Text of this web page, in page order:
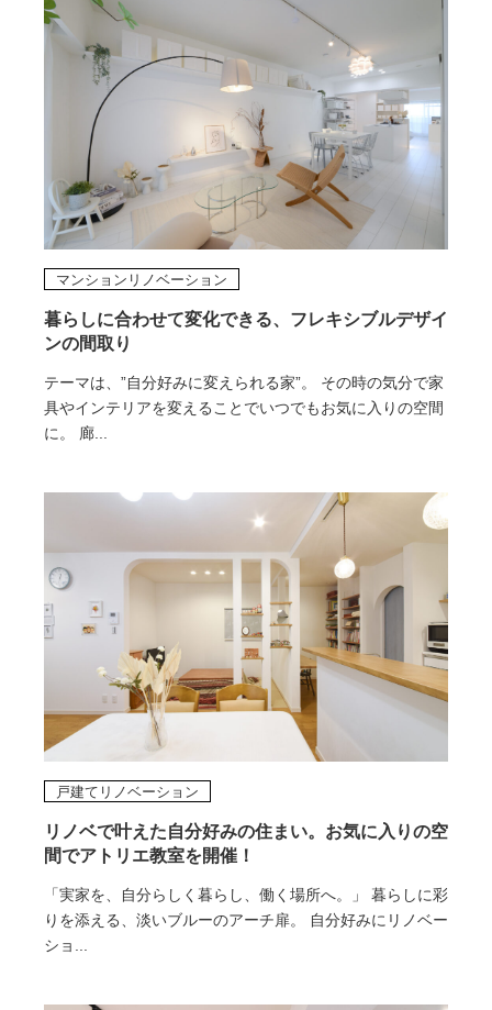
暮らしに合わせて変化できる、フレキシブルデザイ
ンの間取り
テーマは、”自分好みに変えられる家”。 その時の気分で家
具やインテリアを変えることでいつでもお気に入りの空間
に。 廊...
マンションリノベーション
リノベで叶えた自分好みの住まい。お気に入りの空
間でアトリエ教室を開催！
「実家を、自分らしく暮らし、働く場所へ。」 暮らしに彩
りを添える、淡いブルーのアーチ扉。 自分好みにリノベー
ショ...
戸建てリノベーション